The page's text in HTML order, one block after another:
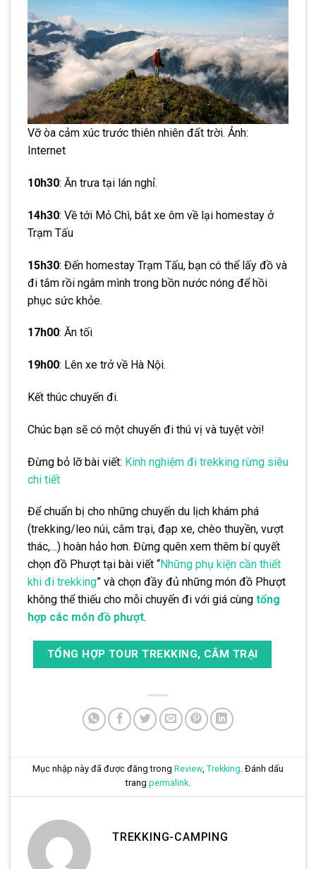
Vỡ òa cảm xúc trước thiên nhiên đất trời. Ảnh:
Internet
10h30: Ăn trưa tại lán nghỉ.
14h30: Về tới Mỏ Chì, bắt xe ôm về lại homestay ở
Trạm Tấu
15h30: Đến homestay Trạm Tấu, bạn có thể lấy đồ và
đi tắm rồi ngâm mình trong bồn nước nóng để hồi
phục sức khỏe.
17h00: Ăn tối
19h00: Lên xe trở về Hà Nội.
Kết thúc chuyến đi.
Chúc bạn sẽ có một chuyến đi thú vị và tuyệt vời!
Đừng bỏ lỡ bài viết: Kinh nghiệm đi trekking rừng siêu
chi tiết
Để chuẩn bị cho những chuyến du lịch khám phá
(trekking/leo núi, cắm trại, đạp xe, chèo thuyền, vượt
thác,…) hoàn hảo hơn. Đừng quên xem thêm bí quyết
chọn đồ Phượt tại bài viết “Những phụ kiện cần thiết
khi đi trekking” và chọn đầy đủ những món đồ Phượt
không thể thiếu cho mỗi chuyến đi với giá cùng tổng
hợp các món đồ phượt.
TỔNG HỢP TOUR TREKKING, CẮM TRẠI
Mục nhập này đã được đăng trong Review, Trekking. Đánh dấu
trang permalink.
TREKKING-CAMPING